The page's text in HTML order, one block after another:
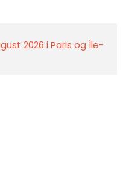
2026 i Paris og Île-